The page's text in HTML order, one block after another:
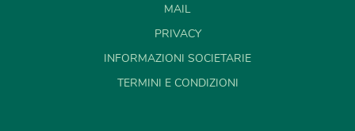
MAIL
PRIVACY
INFORMAZIONI SOCIETARIE
TERMINI E CONDIZIONI